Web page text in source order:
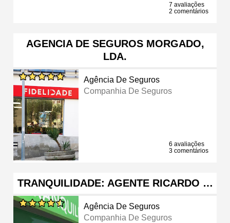
7 avaliações
2 comentários
AGENCIA DE SEGUROS MORGADO,
LDA.
Agência De Seguros
Companhia De Seguros
6 avaliações
3 comentários
TRANQUILIDADE: AGENTE RICARDO …
Agência De Seguros
Companhia De Seguros